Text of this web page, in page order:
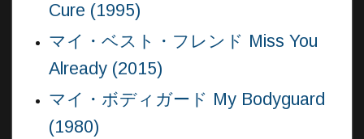
Cure (1995)
マイ・ベスト・フレンド Miss You
Already (2015)
マイ・ボディガード My Bodyguard
(1980)